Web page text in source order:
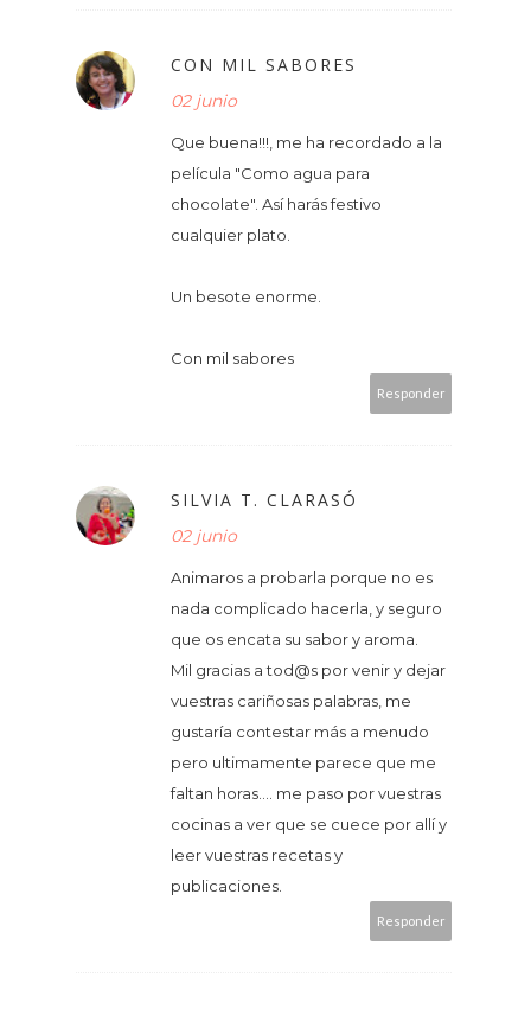
CON MIL SABORES
02 junio
Que buena!!!, me ha recordado a la
película "Como agua para
chocolate". Así harás festivo
cualquier plato.
Un besote enorme.
Con mil sabores
Responder
SILVIA T. CLARASÓ
02 junio
Animaros a probarla porque no es
nada complicado hacerla, y seguro
que os encata su sabor y aroma.
Mil gracias a tod@s por venir y dejar
vuestras cariñosas palabras, me
gustaría contestar más a menudo
pero ultimamente parece que me
faltan horas.... me paso por vuestras
cocinas a ver que se cuece por allí y
leer vuestras recetas y
publicaciones.
Responder